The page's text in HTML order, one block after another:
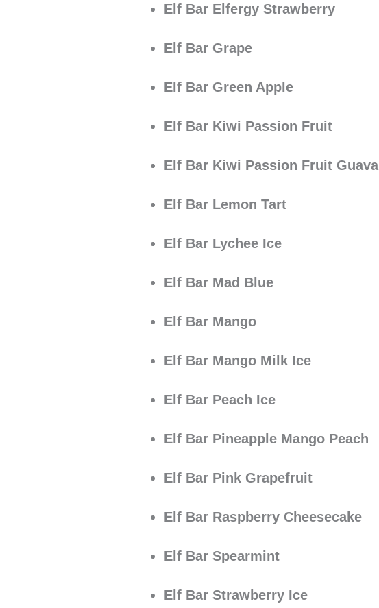
Elf Bar Elfergy Strawberry
Elf Bar Grape
Elf Bar Green Apple
Elf Bar Kiwi Passion Fruit
Elf Bar Kiwi Passion Fruit Guava
Elf Bar Lemon Tart
Elf Bar Lychee Ice
Elf Bar Mad Blue
Elf Bar Mango
Elf Bar Mango Milk Ice
Elf Bar Peach Ice
Elf Bar Pineapple Mango Peach
Elf Bar Pink Grapefruit
Elf Bar Raspberry Cheesecake
Elf Bar Spearmint
Elf Bar Strawberry Ice